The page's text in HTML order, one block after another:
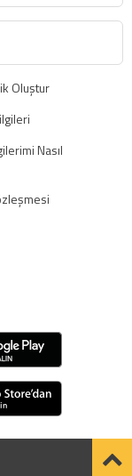
Oluştur
Nasıl